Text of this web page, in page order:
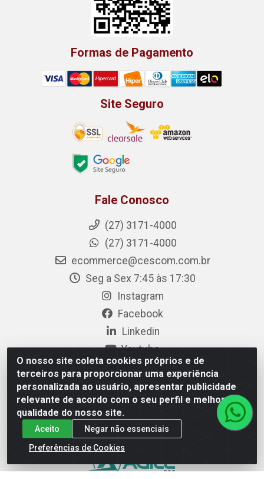
O nosso site coleta cookies próprios e de
terceiros para proporcionar uma experiência
personalizada ao usuário, apresentar publicidade
relevante de acordo com o seu perfil e melhorar a
qualidade do nosso site.
Aceito
Negar não essenciais
Preferências de Cookies
Formas de Pagamento
Site Seguro
Fale Conosco
(27) 3171-4000
(27) 3171-4000
ecommerce@cescom.com.br
Seg a Sex 7:45 às 17:30
Instagram
Facebook
Linkedin
Youtube
Cescom Distribuidor - Rodovia BR 101, Km 163, S/N – Rio
Quartel, Linhares/ES – CEP 29.900-983 – CNPJ
27.724.509/0001-33